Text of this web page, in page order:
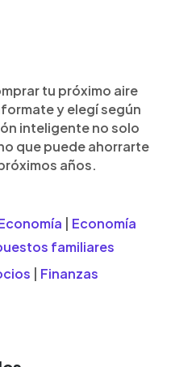
tu próximo aire
y elegí según
inteligente no solo
que puede ahorrarte
años.
| Economía
familiares
| Finanzas